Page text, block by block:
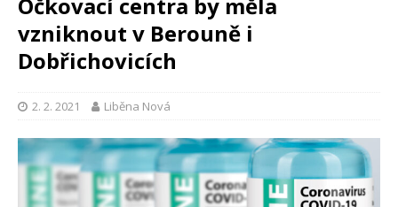
Očkovací centra by měla
vzniknout v Berouně i
Dobřichovicích
2. 2. 2021 Liběna Nová